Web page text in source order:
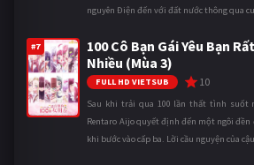
nguyên Điện đến với đất nước thông qua
#7
100 Cô Bạn Gái Yêu Bạn
Nhiều (Mùa 3)
FULL HD VIETSUB 10
Sau khi trải qua 100 lần thất tình suốt
Rentaro Aijo quyết định đến một ngôi đền
khi bước vào cấp ba. Lời cầu nguyện của